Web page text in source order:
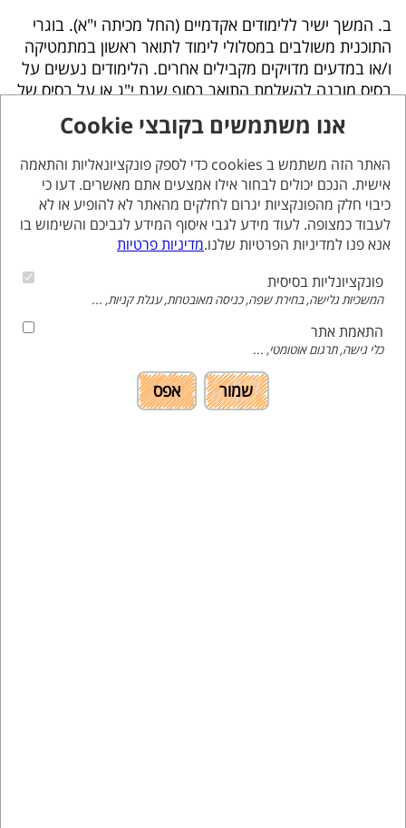
ב. המשך ישיר ללימודים אקדמיים (החל מכיתה י"א). בוגרי
התוכנית משולבים במסלולי לימוד לתואר ראשון במתמטיקה
ו/או במדעים מדויקים מקבילים אחרים. הלימודים נעשים על
בסיס מובנה להשלמת התואר בסוף שנת י"ג או על בסיס של
קורסי צבירה המקנה נקודות אקדמיות הנשמרות לסטודנט
לכשיגש למסלול לימודים מן המניין. בוגרי התוכנית משולבים
באוניברסיטת בר אילן ובשלוחותיה, כמו גם, באוניברסיטת תל
אביב ובאוניברסיטת חיפה.
מסגרת הלימודים:
תוכנית האצה לבגרות במהלך השנים ח′-י′.
לפחות 30 מפגשים לאורך שנה"ל המתקיימים פעם
בשבוע בשעות אחר הצוהריים.
אוכלוסיית יעד לבחינת הקבלה:
תלמידי כתה ז′ מוכשרים במתמטיקה. תלמידים צעירים
מכיתה ז' המעוניינים להיבחן, חייבים להיות מוגדרים
אנו משתמשים בקובצי Cookie
האתר הזה משתמש ב cookies כדי לספק פונקציונאליות והתאמה
אישית. הנכם יכולים לבחור אילו אמצעים אתם מאשרים. דעו כי
כיבוי חלק מהפונקציות יגרום לחלקים מהאתר לא להופיע או לא
לעבוד כמצופה. לעוד מידע לגבי איסוף המידע לגביכם והשימוש בו
אנא פנו למדיניות הפרטיות שלנו.מדיניות פרטיות
פונקציונליות בסיסית
המשכיות גלישה, בחירת שפה, כניסה מאובטחת, עגלת קניות, ...
התאמת אתר
כלי גישה, תרגום אוטומטי, ...
שמור אפס